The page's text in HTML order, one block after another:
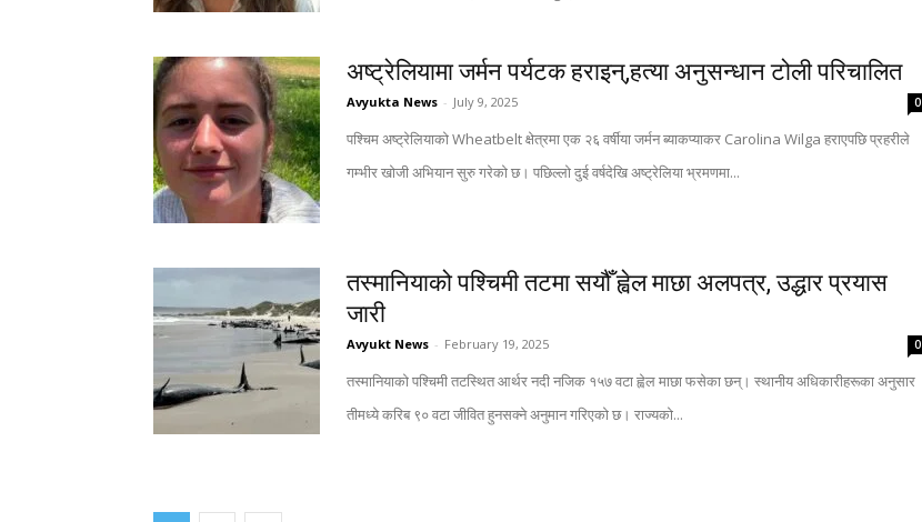
अष्ट्रेलियामा जर्मन पर्यटक हराइन्,हत्या अनुसन्धान टोली परिचालित
Avyukta News - July 9, 2025 0
पश्चिम अष्ट्रेलियाको Wheatbelt क्षेत्रमा एक २६ वर्षीया जर्मन ब्याकप्याकर Carolina Wilga हराएपछि प्रहरीले
गम्भीर खोजी अभियान सुरु गरेको छ। पछिल्लो दुई वर्षदेखि अष्ट्रेलिया भ्रमणमा...
तस्मानियाको पश्चिमी तटमा सयौँ ह्वेल माछा अलपत्र, उद्धार प्रयास
जारी
Avyukt News - February 19, 2025 0
तस्मानियाको पश्चिमी तटस्थित आर्थर नदी नजिक १५७ वटा ह्वेल माछा फसेका छन्। स्थानीय अधिकारीहरूका अनुसार
तीमध्ये करिब ९० वटा जीवित हुनसक्ने अनुमान गरिएको छ। राज्यको...